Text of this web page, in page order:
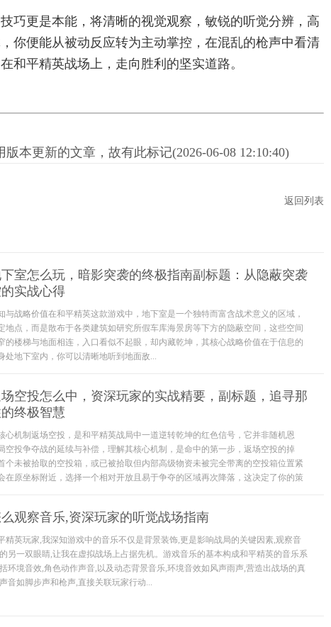
巧更是本能，将清晰的视觉观察，敏锐的听觉分辨，高
你便能从被动反应转为主动掌控，在混乱的枪声中看清
和平精英战场上，走向胜利的坚实道路。
版本更新的文章，故有此标记(2026-06-08 12:10:40)
返回列表
室怎么玩，暗影突袭的终极指南副标题：从隐蔽突袭
实战心得
与战略价值在和平精英这款游戏中，地下室是一个独特而富含战术意义的区域，
地点，而是散布于各类建筑如研究所假车库海景房等下方的隐蔽空间，这些空间
的楼梯与地面相连，入口看似不起眼，却内藏乾坤，其核心战略价值在于信息的
处地下室内，你可以清晰地听到地面敌...
空投怎么中，资深玩家的实战精要，副标题，追寻那
终极智慧
心机制返场空投，是和平精英战局中一道逆转乾坤的红色信号，它并非随机恩
空投争夺战的延续与补偿，理解其核心机制，是命中的第一步，返场空投的掉
个未被拾取的空投箱，或已被拾取但内部高级物资未被完全带离的空投箱位置紧
在原坐标附近，选择一个相对开放且易于争夺的区域再次降落，这决定了你的策
观察音乐,资深玩家的听觉战场指南
精英玩家,我深知游戏中的音乐不仅是背景装饰,更是影响战局的关键因素,观察音
另一双眼睛,让我在虚拟战场上占据先机。游戏音乐的基本构成和平精英的音乐系
环境音效,角色动作声音,以及动态背景音乐,环境音效如风声雨声,营造出战场的真
音如脚步声和枪声,直接关联玩家行动...